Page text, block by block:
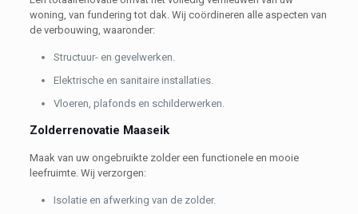
woning, van fundering tot dak. Wij coördineren alle aspecten van
de verbouwing, waaronder:
Structuur- en gevelwerken.
Elektrische en sanitaire installaties.
Vloeren, plafonds en schilderwerken.
Zolderrenovatie Maaseik
Maak van uw ongebruikte zolder een functionele en mooie
leefruimte. Wij verzorgen:
Isolatie en afwerking van de zolder.